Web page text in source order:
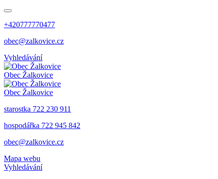
+420777770477
obec@zalkovice.cz
Vyhledávání
Obec Žalkovice
Obec Žalkovice
starostka 722 230 911
hospodářka 722 945 842
obec@zalkovice.cz
Mapa webu
Vyhledávání